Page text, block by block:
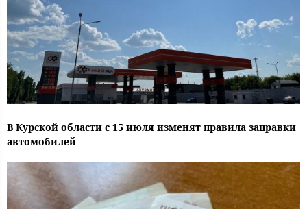
В Курской области с 15 июля изменят правила заправки
автомобилей